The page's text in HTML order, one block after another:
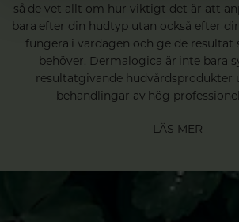
så de vet allt om hur viktigt det är att
bara efter din hudtyp utan också efter
fungera i vardagen och ge de resultat
behöver. Dermalogica är inte bara
resultatgivande hudvårdsprodukter
behandlingar av hög
LÄS MER